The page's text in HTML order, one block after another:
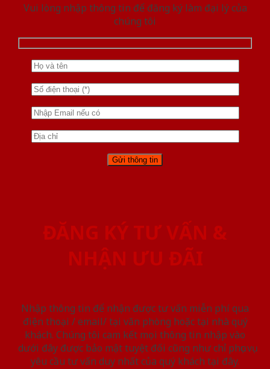
Vui lòng nhập thông tin để đăng ký làm đại lý của
chúng tôi
ĐĂNG KÝ TƯ VẤN &
NHẬN ƯU ĐÃI
Nhập thông tin để nhận được tư vấn miễn phí qua
điện thoại / email/ tại văn phòng hoặc tại nhà quý
khách. Chúng tôi cam kết mọi thông tin nhập vào
dưới đây được bảo mật tuyệt đối cũng như chỉ phục vụ
yêu cầu tư vấn duy nhất của quý khách tại đây.